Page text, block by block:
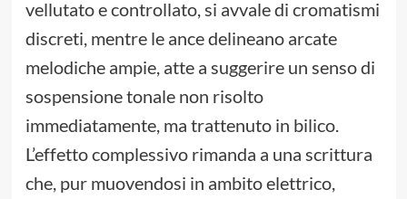
vellutato e controllato, si avvale di cromatismi
discreti, mentre le ance delineano arcate
melodiche ampie, atte a suggerire un senso di
sospensione tonale non risolto
immediatamente, ma trattenuto in bilico.
L’effetto complessivo rimanda a una scrittura
che, pur muovendosi in ambito elettrico,